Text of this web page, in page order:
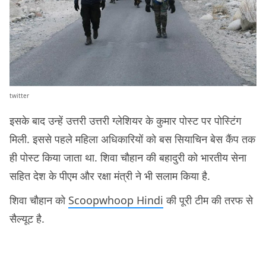
twitter
इसके बाद उन्हें उत्तरी उत्तरी ग्लेशियर के कुमार पोस्ट पर पोस्टिंग
मिली. इससे पहले महिला अधिकारियों को बस सियाचिन बेस कैंप तक
ही पोस्ट किया जाता था. शिवा चौहान की बहादुरी को भारतीय सेना
सहित देश के पीएम और रक्षा मंत्री ने भी सलाम किया है.
शिवा चौहान को Scoopwhoop Hindi की पूरी टीम की तरफ से
सैल्यूट है.